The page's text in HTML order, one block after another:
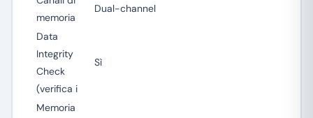
memoria
Dual-channel
Data
Integrity
Check
(verifica i
Sì
Memoria